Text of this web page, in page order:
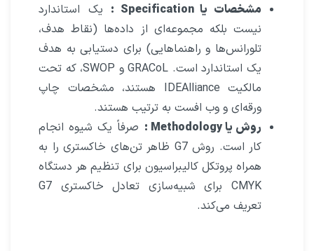
مشخصات یا Specification
: یک استاندارد
نیست بلکه مجموعه‌ای از داده‌ها (نقاط هدف،
تلورانس‌ها و راهنماهایی) برای دستیابی به هدف
یک استاندارد است. GRACoL و SWOP، که تحت
مالکیت IDEAlliance هستند، مشخصات چاپ
ورقه‌ای و وب افست به ترتیب هستند.
روش یا Methodology :
صرفاً یک شیوه انجام
کار است. روش G7 ظاهر تن‌های خاکستری را به
همراه پروتکل کالیبراسیون برای تنظیم هر دستگاه
CMYK برای شبیه‌سازی تعادل خاکستری G7
تعریف می‌کند.